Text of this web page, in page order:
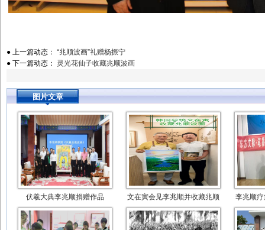
● 上一篇动态： “兆顺波画”礼赠杨振宁
● 下一篇动态： 灵光花仙子收藏兆顺波画
图片文章
伏羲大典李兆顺捐赠作品 文在寅会见李兆顺并收藏兆顺 李兆顺